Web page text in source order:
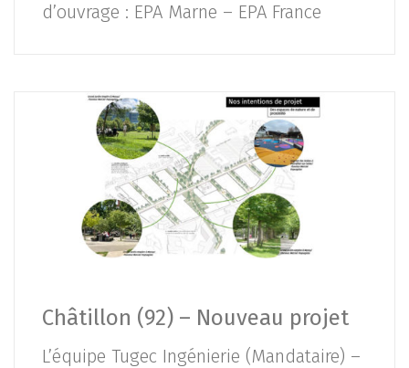
d’ouvrage : EPA Marne – EPA France
Châtillon (92) – Nouveau projet
L’équipe Tugec Ingénierie (Mandataire) –